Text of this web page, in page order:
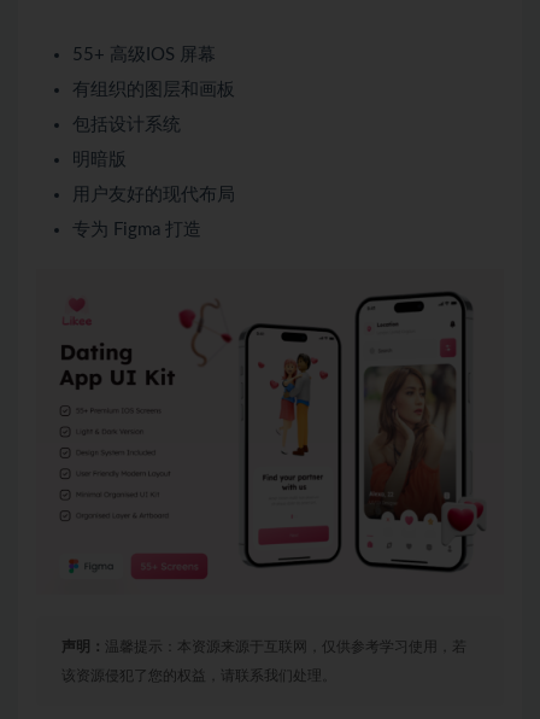
55+ 高级IOS 屏幕
有组织的图层和画板
包括设计系统
明暗版
用户友好的现代布局
专为 Figma 打造
声明： 温馨提示：本资源来源于互联网，仅供参考学习使用，若
该资源侵犯了您的权益，请联系我们处理。